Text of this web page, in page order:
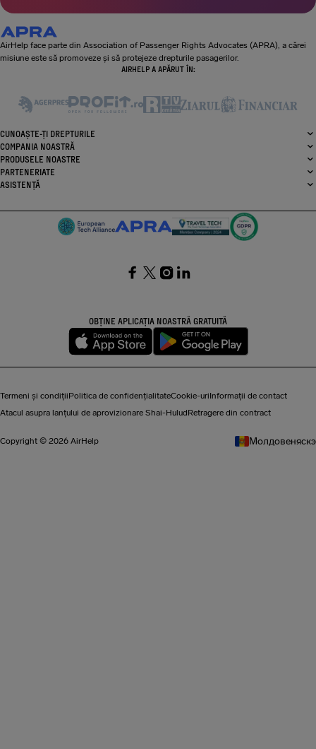
AirHelp face parte din Association of Passenger Rights Advocates (APRA), a cărei
misiune este să promoveze și să protejeze drepturile pasagerilor.
AIRHELP A APĂRUT ÎN:
CUNOAȘTE-ȚI DREPTURILE
COMPANIA NOASTRĂ
PRODUSELE NOASTRE
PARTENERIATE
ASISTENȚĂ
OBȚINE APLICAȚIA NOASTRĂ GRATUITĂ
Termeni și condițiiPolitica de confidențialitateCookie-uriInformații de contact
Atacul asupra lanțului de aprovizionare Shai-HuludRetragere din contract
Copyright © 2026 AirHelp Молдовеняскэ